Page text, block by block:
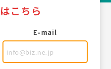
こちら
E-mail